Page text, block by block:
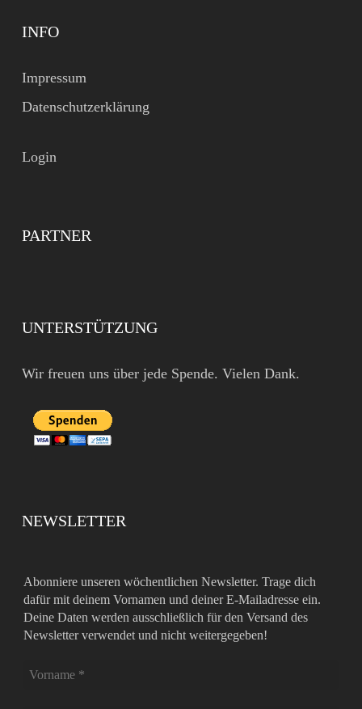
INFO
Impressum
Datenschutzerklärung
Login
PARTNER
UNTERSTÜTZUNG
Wir freuen uns über jede Spende. Vielen Dank.
NEWSLETTER
Abonniere unseren wöchentlichen Newsletter. Trage dich
dafür mit deinem Vornamen und deiner E-Mailadresse ein.
Deine Daten werden ausschließlich für den Versand des
Newsletter verwendet und nicht weitergegeben!